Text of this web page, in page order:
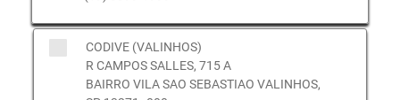
CODIVE (VALINHOS)
R CAMPOS SALLES, 715 A
BAIRRO VILA SAO SEBASTIAO VALINHOS,